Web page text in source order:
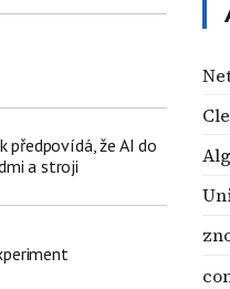
že AI do
a stroji